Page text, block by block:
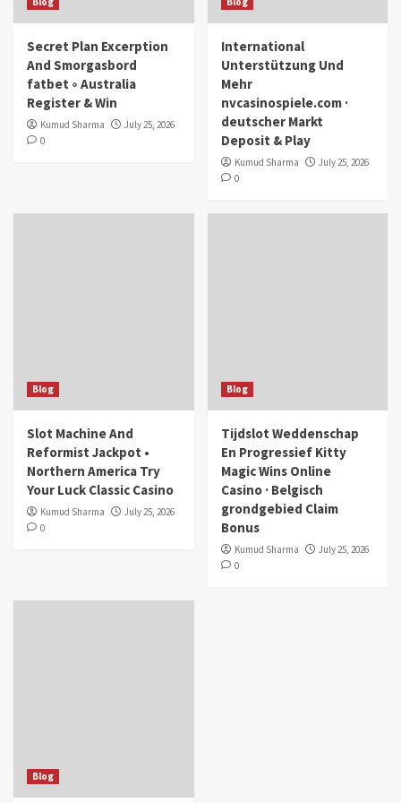
Secret Plan Excerption
And Smorgasbord
fatbet ◦ Australia
Register & Win
Kumud Sharma
July 25, 2026
0
International
Unterstützung Und
Mehr
nvcasinospiele.com ·
deutscher Markt
Deposit & Play
Kumud Sharma
July 25, 2026
0
Blog
Slot Machine And
Reformist Jackpot •
Northern America Try
Your Luck Classic Casino
Kumud Sharma
July 25, 2026
0
Blog
Tijdslot Weddenschap
En Progressief Kitty
Magic Wins Online
Casino · Belgisch
grondgebied Claim
Bonus
Kumud Sharma
July 25, 2026
0
Blog